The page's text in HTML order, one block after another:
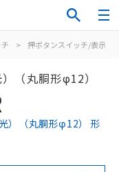
> 押ボタンスイッチ/表示灯
（丸胴形φ12）
）（丸胴形φ12） 形